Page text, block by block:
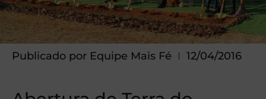
Publicado por Equipe Mais Fé 12/04/2016